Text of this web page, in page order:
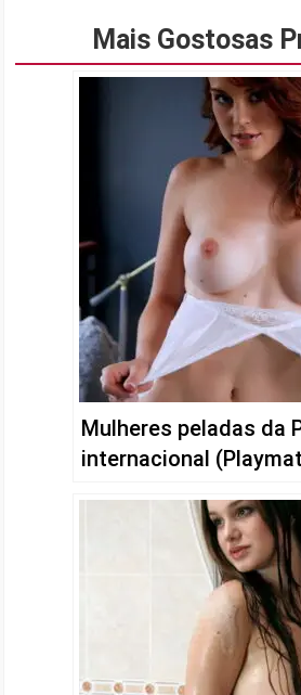
Mais Gostosas
Mulheres peladas da
internacional